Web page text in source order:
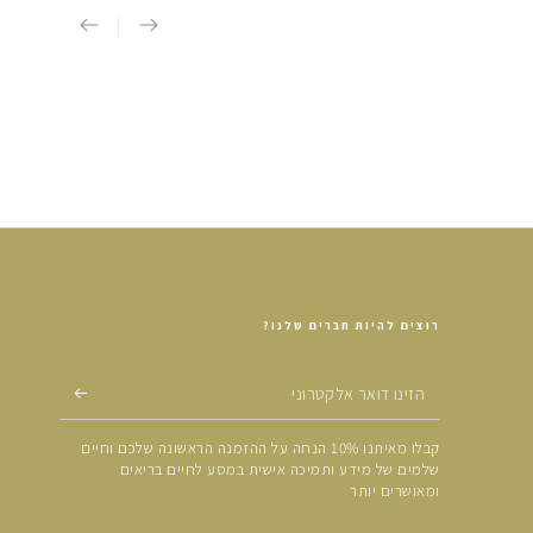
רוצים להיות חברים שלנו?
הזינו
דואר
אלקטרוני
קבלו מאיתנו 10% הנחה על ההזמנה הראשונה שלכם וחיים
שלמים של מידע ותמיכה אישית במסע לחיים בריאים
ומאושרים יותר